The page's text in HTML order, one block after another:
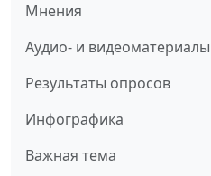
Мнения
Аудио- и видеоматериалы
Результаты опросов
Инфографика
Важная тема